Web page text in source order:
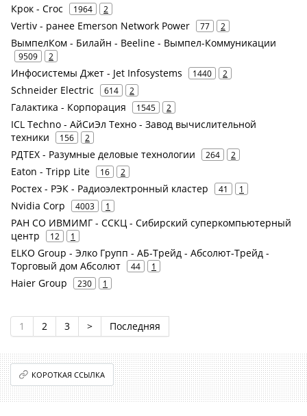
Крок - Croc 1964 2
Vertiv - ранее Emerson Network Power 77 2
ВымпелКом - Билайн - Beeline - Вымпел-Коммуникации
9509 2
Инфосистемы Джет - Jet Infosystems 1440 2
Schneider Electric 614 2
Галактика - Корпорация 1545 2
ICL Techno - АйСиЭл Техно - Завод вычислительной
техники
156 2
РДТЕХ - Разумные деловые технологии 264 2
Eaton - Tripp Lite 16 2
Ростех - РЭК - Радиоэлектронный кластер 41 1
Nvidia Corp 4003 1
РАН СО ИВМИМГ - ССКЦ - Сибирский суперкомпьютерный
центр
12 1
ELKO Group - Элко Групп - АБ-Трейд - Абсолют-Трейд -
Торговый дом Абсолют
44 1
Haier Group 230 1
1 2 3 > Последняя
КОРОТКАЯ ССЫЛКА